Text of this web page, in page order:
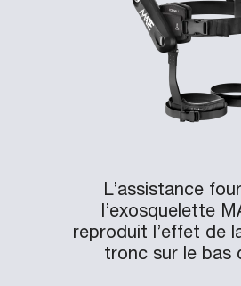
L’assistance
l’exosquelette
reproduit l’effet de
tronc sur le bas